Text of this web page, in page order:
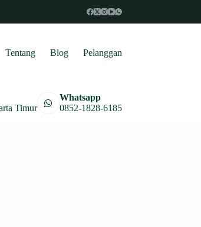
Tentang Blog Pelanggan
Timur
Whatsapp
0852-1828-6185